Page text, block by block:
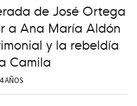
de José Ortega
a Ana María Aldón
y la rebeldía
Camila
AÑOS